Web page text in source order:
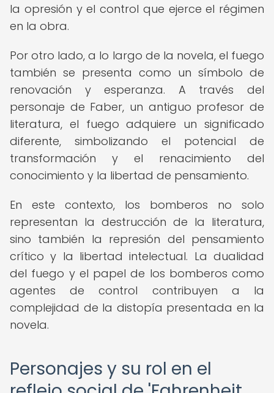
la opresión y el control que ejerce el régimen
en la obra.
Por otro lado, a lo largo de la novela, el fuego
también se presenta como un símbolo de
renovación y esperanza. A través del
personaje de Faber, un antiguo profesor de
literatura, el fuego adquiere un significado
diferente, simbolizando el potencial de
transformación y el renacimiento del
conocimiento y la libertad de pensamiento.
En este contexto, los bomberos no solo
representan la destrucción de la literatura,
sino también la represión del pensamiento
crítico y la libertad intelectual. La dualidad
del fuego y el papel de los bomberos como
agentes de control contribuyen a la
complejidad de la distopía presentada en la
novela.
Personajes y su rol en el